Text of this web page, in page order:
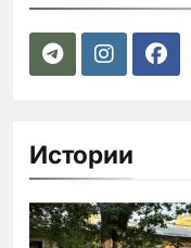
Истории